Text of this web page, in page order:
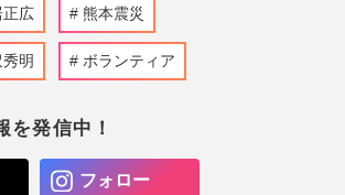
正広 熊本震災
明 ボランティア
を発信中！
フォロー